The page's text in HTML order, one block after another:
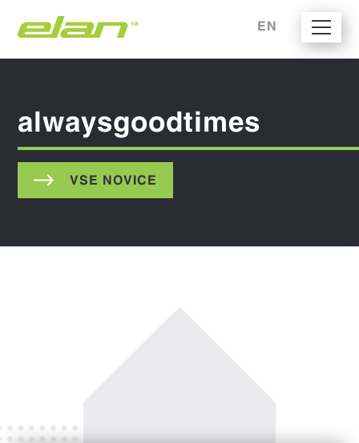
EN
alwaysgoodtimes
VSE NOVICE